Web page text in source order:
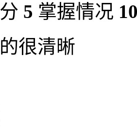
5 掌握情况
很清晰